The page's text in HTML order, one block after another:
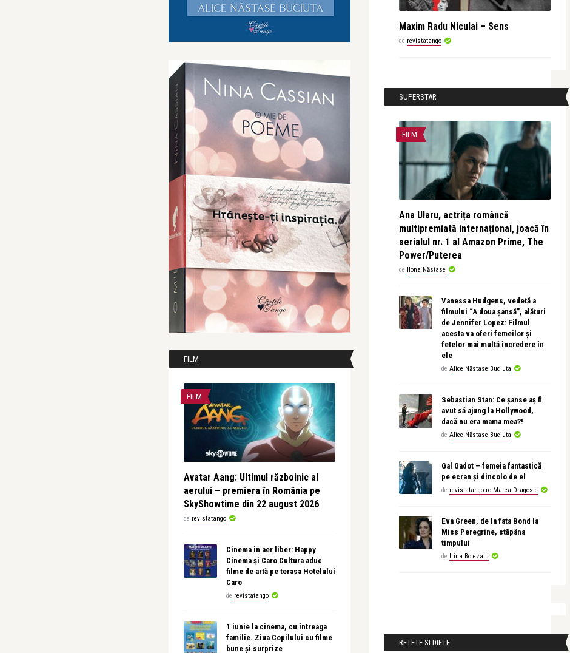
FILM
FILM
Avatar Aang: Ultimul războinic al
aerului – premiera în România pe
SkyShowtime din 22 august 2026
de revistatango
Cinema în aer liber: Happy
Cinema și Caro Cultura aduc
filme de artă pe terasa Hotelului
Caro
de revistatango
1 iunie la cinema, cu întreaga
familie. Ziua Copilului cu filme
bune și surprize
Maxim Radu Niculai – Sens
de revistatango
SUPERSTAR
FILM
Ana Ularu, actrița româncă
multipremiată internațional, joacă în
serialul nr. 1 al Amazon Prime, The
Power/Puterea
de Ilona Năstase
Vanessa Hudgens, vedetă a
filmului “A doua șansă”, alături
de Jennifer Lopez: Filmul
acesta va oferi femeilor și
fetelor mai multă încredere în
ele
de Alice Năstase Buciuta
Sebastian Stan: Ce șanse aș fi
avut să ajung la Hollywood,
dacă nu era mama mea?!
de Alice Năstase Buciuta
Gal Gadot – femeia fantastică
pe ecran și dincolo de el
de revistatango.ro Marea Dragoste
Eva Green, de la fata Bond la
Miss Peregrine, stăpâna
timpului
de Irina Botezatu
RETETE SI DIETE